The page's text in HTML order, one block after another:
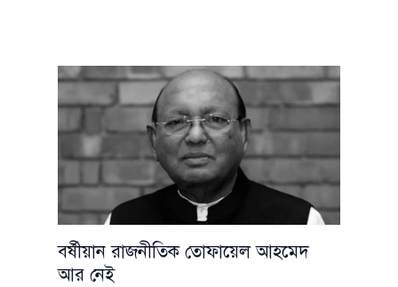
বর্ষীয়ান রাজনীতিক তোফায়েল আহমেদ
আর নেই